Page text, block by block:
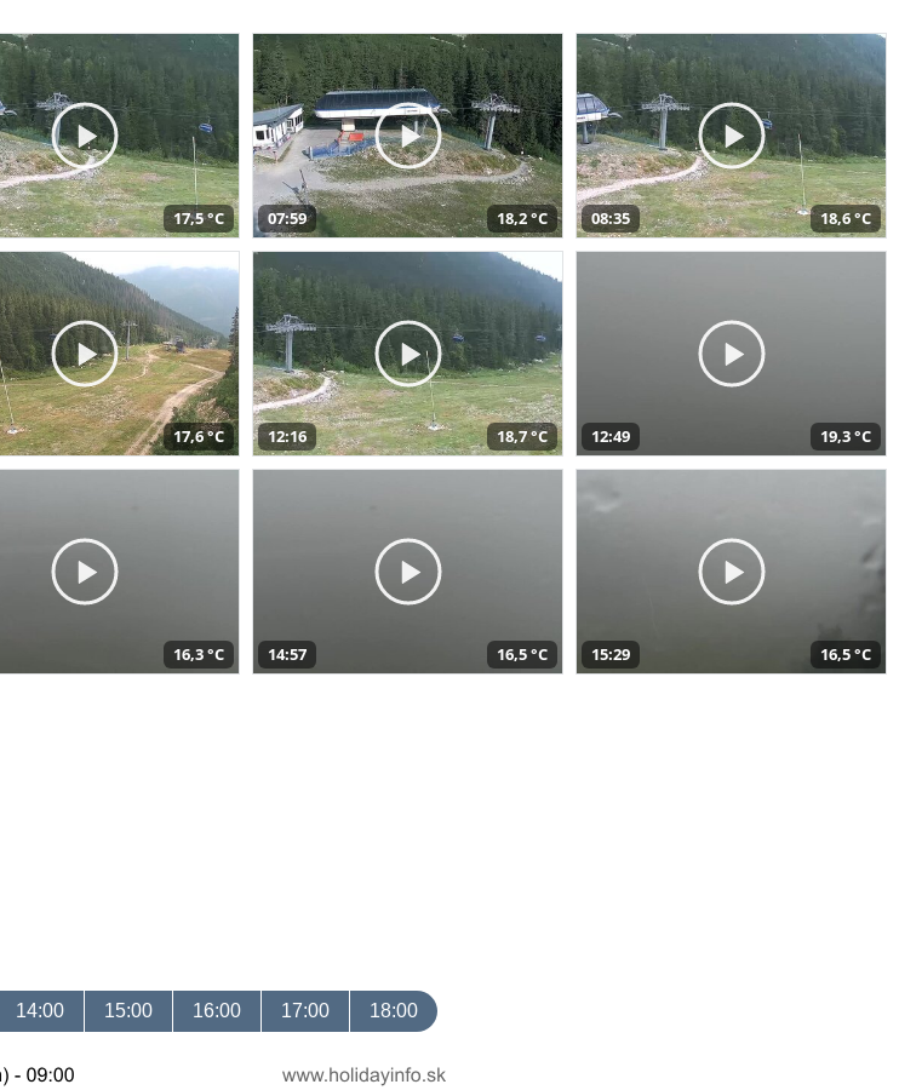
17,5 °C 07:59 18,2 °C 08:35 18,6 °C
17,6 °C 12:16 18,7 °C 12:49 19,3 °C
16,3 °C 14:57 16,5 °C 15:29 16,5 °C
14:00 15:00 16:00 17:00 18:00